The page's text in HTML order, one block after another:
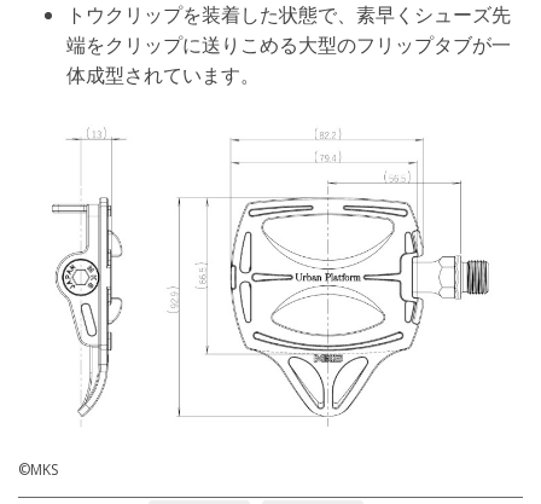
トウクリップを装着した状態で、素早くシューズ先
端をクリップに送りこめる大型のフリップタブが一
体成型されています。
©MKS